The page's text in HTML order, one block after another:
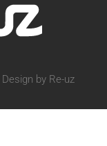
by Re-uz